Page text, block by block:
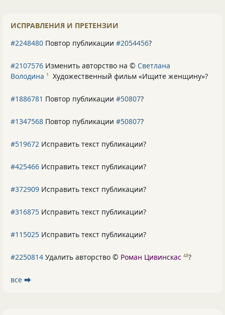
ИСПРАВЛЕНИЯ И ПРЕТЕНЗИИ
#2248480 Повтор публикации #2054456?
#2107576 Изменить авторство на © Светлана
Володина 1 Художественный фильм «Ищите женщину»?
#1886781 Повтор публикации #50807?
#1347568 Повтор публикации #50807?
#519672 Исправить текст публикации?
#425466 Исправить текст публикации?
#372909 Исправить текст публикации?
#316875 Исправить текст публикации?
#115025 Исправить текст публикации?
#2250814 Удалить авторство © Роман Цивинскас 48?
все ⮕